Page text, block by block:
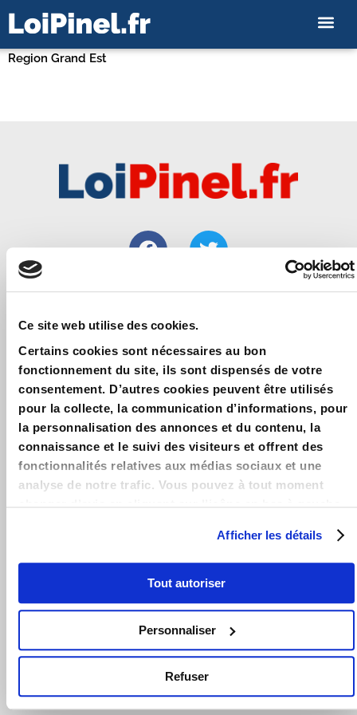
Ce site web utilise des cookies.
Certains cookies sont nécessaires au bon
fonctionnement du site, ils sont dispensés de votre
consentement. D’autres cookies peuvent être utilisés
pour la collecte, la communication d’informations, pour
la personnalisation des annonces et du contenu, la
connaissance et le suivi des visiteurs et offrent des
fonctionnalités relatives aux médias sociaux et une
analyse de notre trafic. Vous pouvez à tout moment
changer d’avis en cliquant sur l’icône en bas à gauche.
Afficher les détails
Tout autoriser
Personnaliser
Refuser
Region Grand Est
Loipinel.fr vous apporte toutes les informations utiles pour
bien réussir un investissement immobilier locatif de
défiscalisation : Explication du dispositif en détails &
Exemples – Guide 2025 – Simulation & Outils de calcul des
plafonds de Loyer et de Ressources Pinel.
LOIPINEL.FR
Accueil
Contact
Guide Pinel 2025
Avantages loi Pinel
Conditions loi Pinel
Zones loi Pinel
Actualités loi Pinel